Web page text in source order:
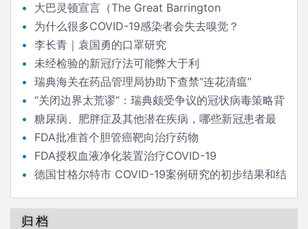
降低（新冠）感染率
大巴灵顿宣言（The Great Barrington
Declaration）
为什么很多COVID-19感染者会失去嗅觉？
李长青｜袁国勇的口罩研究
未经检验的新冠疗法可能弊大于利
瑞典海关在药品管理局协助下查禁“连花清瘟”
“关闭边界太荒谬”：瑞典颇受争议的冠状病毒策略背
后的流行病学家
糖尿病、肥胖症及其他潜在疾病，哪些新冠患者最
危险？
FDA批准首个胆管癌靶向治疗药物
FDA授权血液净化装置治疗COVID-19
德国甘格尔特市 COVID-19案例研究的初步结果和结
归档